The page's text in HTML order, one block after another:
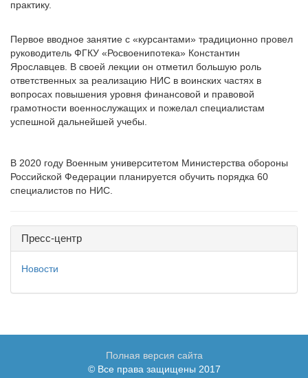
практику.
Первое вводное занятие с «курсантами» традиционно провел
руководитель ФГКУ «Росвоенипотека» Константин
Ярославцев. В своей лекции он отметил большую роль
ответственных за реализацию НИС в воинских частях в
вопросах повышения уровня финансовой и правовой
грамотности военнослужащих и пожелал специалистам
успешной дальнейшей учебы.
В 2020 году Военным университетом Министерства обороны
Российской Федерации планируется обучить порядка 60
специалистов по НИС.
Пресс-центр
Новости
Полная версия сайта
© Все права защищены 2017